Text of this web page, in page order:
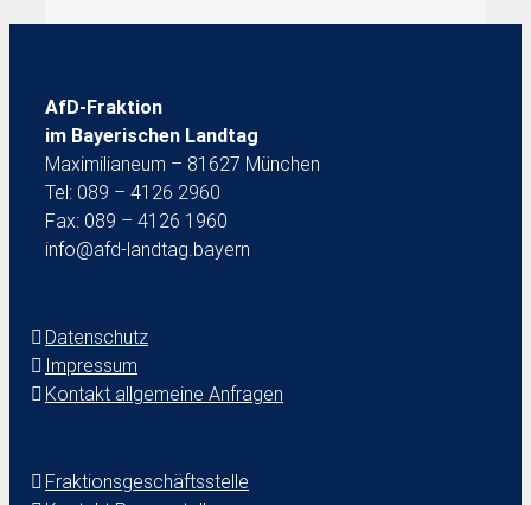
AfD-Fraktion
im Bayerischen Landtag
Maximilianeum – 81627 München
Tel: 089 – 4126 2960
Fax: 089 – 4126 1960
info@afd-landtag.bayern
Datenschutz
Impressum
Kontakt allgemeine Anfragen
Fraktionsgeschäftsstelle